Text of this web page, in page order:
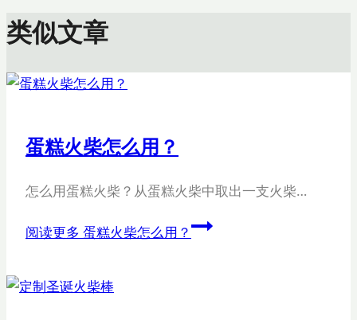
类似文章
蛋糕火柴怎么用？
怎么用蛋糕火柴？从蛋糕火柴中取出一支火柴…
阅读更多 蛋糕火柴怎么用？